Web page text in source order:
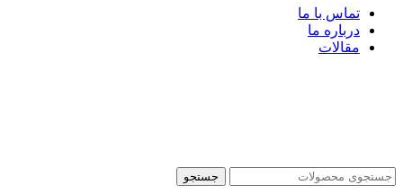
تماس با ما
درباره ما
مقالات
جستجو